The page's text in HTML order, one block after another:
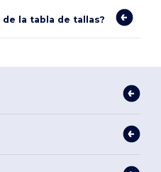
la tabla de tallas?